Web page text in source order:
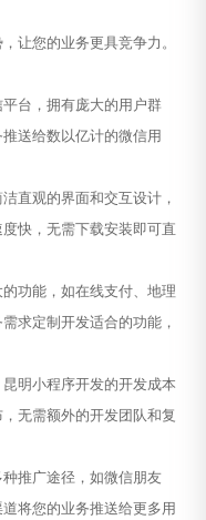
让您的业务更具竞争力。
台，拥有庞大的用户群
送给数以亿计的微信用
直观的界面和交互设计，
快，无需下载安装即可直
功能，如在线支付、地理
求定制开发适合的功能，
明小程序开发的开发成本
无需额外的开发团队和复
推广途径，如微信朋友
将您的业务推送给更多用